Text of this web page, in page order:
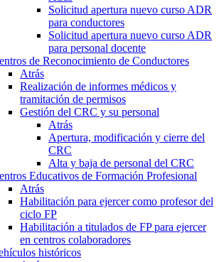
Solicitud apertura nuevo curso ADR
para conductores
Solicitud apertura nuevo curso ADR
para personal docente
de Reconocimiento de Conductores
Atrás
Realización de informes médicos y
tramitación de permisos
Gestión del CRC y su personal
Atrás
Apertura, modificación y cierre del
CRC
Alta y baja de personal del CRC
Educativos de Formación Profesional
Atrás
Habilitación para ejercer como profesor del
ciclo FP
Habilitación a titulados de FP para ejercer
en centros colaboradores
históricos